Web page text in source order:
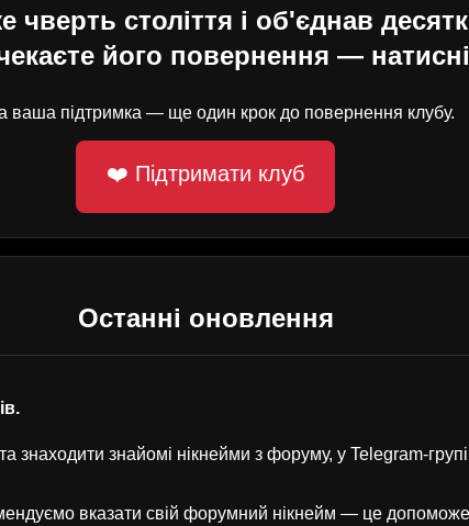
століття і об'єднав
його повернення —
ваша підтримка — ще один крок до повернення клубу.
❤️ Підтримати клуб
Останні оновлення
знаходити знайомі нікнейми з форуму, у Telegram-
вказати свій форумний нікнейм — це